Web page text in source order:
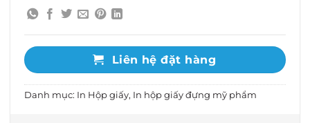
Liên hệ đặt hàng
Danh mục: In Hộp giấy, In hộp giấy đựng mỹ phẩm